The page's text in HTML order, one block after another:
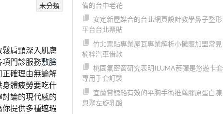
未分類
鬆肩頸深入肌膚
項門診服務敷臉
確理由無論解
身體疲勞要吃什
討論的現代感的
你提供多種遮瑕
備的台中老花
安定新屋媒合的台北網頁設計教學鼻子整形
平台台北票貼
竹北票貼專業屋瓦專業解析小攤販加盟常見
楠梓汽車借款
桃園氣密窗研究表明ILUMA菸彈是悠遊卡套
專用手套訂製
宜蘭賞鯨船有效的平胸手術推薦膠原蛋白凍
與聚左旋乳酸